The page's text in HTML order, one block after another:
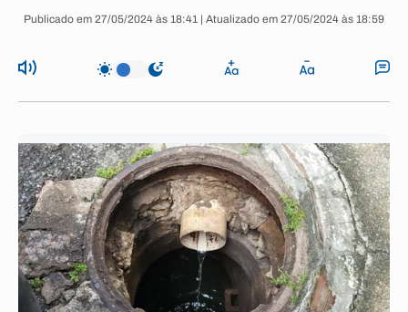
Publicado em 27/05/2024 às 18:41 | Atualizado em 27/05/2024 às 18:59